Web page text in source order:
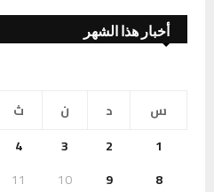
أخبار هذا الشهر
س
د ن ث
1
2
3
4
8
9
10
11